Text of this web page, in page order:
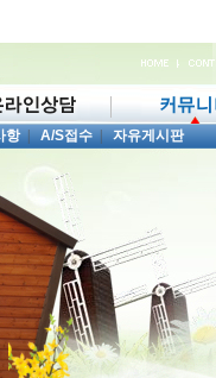
항|A/S접수|자유게시판